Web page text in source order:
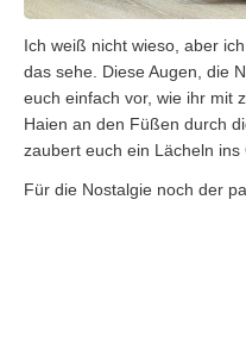
Ich weiß nicht wieso, aber
das sehe. Diese Augen, die
euch einfach vor, wie ihr mit
Haien an den Füßen durch
zaubert euch ein Lächeln ins
Für die Nostalgie noch der